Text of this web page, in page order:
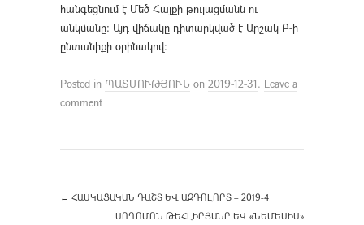
հանգեցնում է Մեծ Հայքի թուլացմանն ու
անկմանը: Այդ վիճակը դիտարկված է Արշակ Բ-ի
ընտանիքի օրինակով:
Posted in ՊԱՏՄՈՒԹՅՈՒՆ on 2019-12-31. Leave a
comment
← ՀԱՍԿԱՑԱԿԱՆ ԴԱՇՏ ԵՎ ԱԶԴՈԼՈՐՏ – 2019-4
ՍՈՂՈՄՈՆ ԹԵՀԼԻՐՅԱՆԸ ԵՎ «ՆԵՄԵՍԻՍ»